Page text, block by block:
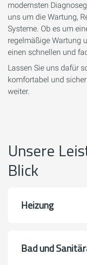
modernsten
uns um die Wartung,
Systeme. Ob es um
regelmäßige Wartung
einen schnellen und
Lassen Sie uns dafür
komfortabel und
weiter.
Unsere
Blick
Heizung
Bad und